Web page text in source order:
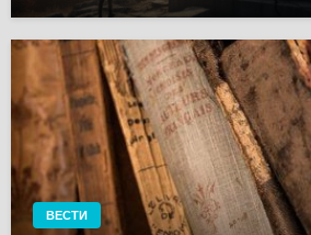
ВЕСТИ